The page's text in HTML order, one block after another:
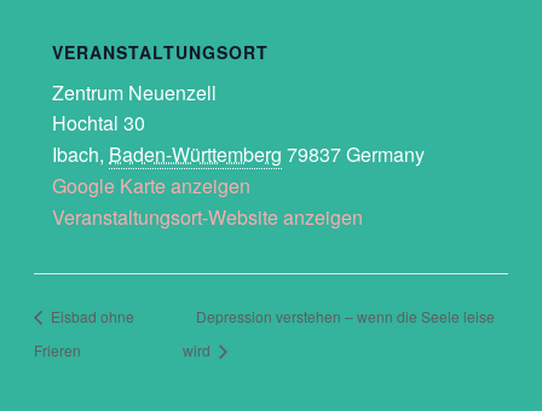
VERANSTALTUNGSORT
Zentrum Neuenzell
Hochtal 30
Ibach, Baden-Württemberg 79837Germany
Google Karte anzeigen
Veranstaltungsort-Website anzeigen
Eisbad ohne
Frieren
Depression verstehen – wenn die Seele leise
wird